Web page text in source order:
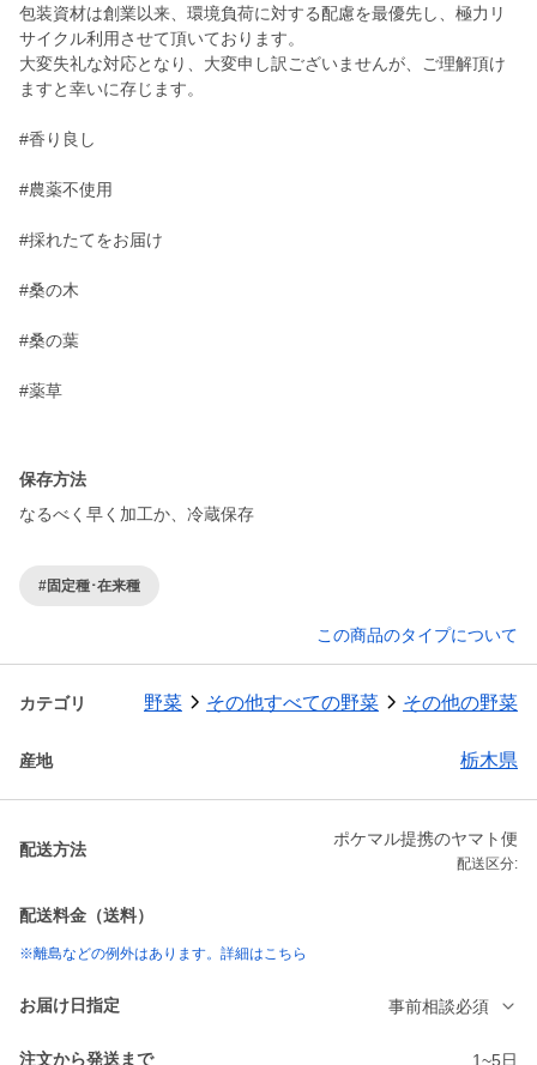
包装資材は創業以来、環境負荷に対する配慮を最優先し、極力リ
サイクル利用させて頂いております。
大変失礼な対応となり、大変申し訳ございませんが、ご理解頂け
ますと幸いに存じます。
#香り良し
#農薬不使用
#採れたてをお届け
#桑の木
#桑の葉
#薬草
保存方法
なるべく早く加工か、冷蔵保存
#固定種･在来種
この商品のタイプについて
カテゴリ 野菜 その他すべての野菜 その他の野菜
産地 栃木県
配送方法
ポケマル提携のヤマト便
配送区分:
配送料金（送料）
※離島などの例外はあります。詳細はこちら
お届け日指定 事前相談必須
注文から発送まで 1~5日